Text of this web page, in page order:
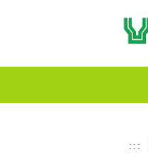
:::